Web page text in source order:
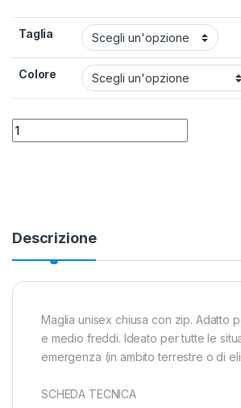
Taglia
Colore
Maglione Termico Montura Force Anorak
Descrizione
Maglia unisex chiusa con zip. Adatto
e medio freddi. Ideato per tutte le
emergenza (in ambito terrestre o di
SCHEDA TECNICA